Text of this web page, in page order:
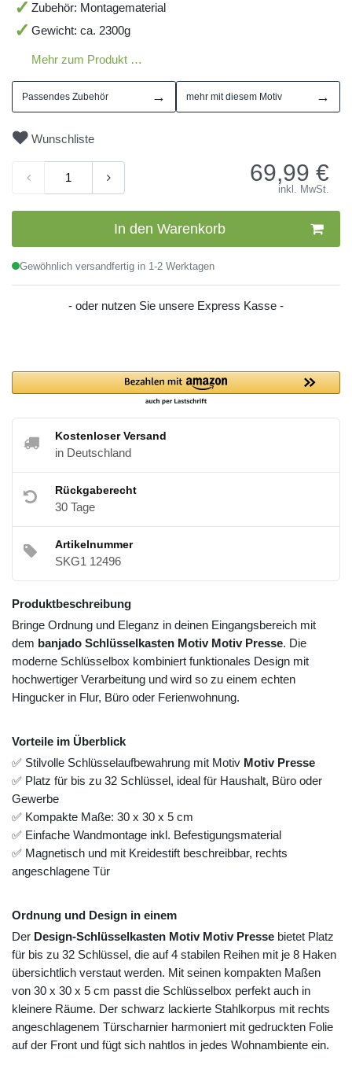
Zubehör: Montagematerial
Gewicht: ca. 2300g
Mehr zum Produkt …
Passendes Zubehör → mehr mit diesem Motiv →
Wunschliste
69,99 €
inkl. MwSt.
In den Warenkorb
Gewöhnlich versandfertig in 1-2 Werktagen
- oder nutzen Sie unsere Express Kasse -
Kostenloser Versand
in Deutschland
Rückgaberecht
30 Tage
Artikelnummer
SKG1 12496
Produktbeschreibung
Bringe Ordnung und Eleganz in deinen Eingangsbereich mit
dem banjado Schlüsselkasten Motiv Motiv Presse. Die
moderne Schlüsselbox kombiniert funktionales Design mit
hochwertiger Verarbeitung und wird so zu einem echten
Hingucker in Flur, Büro oder Ferienwohnung.
Vorteile im Überblick
✅ Stilvolle Schlüsselaufbewahrung mit Motiv Motiv Presse
✅ Platz für bis zu 32 Schlüssel, ideal für Haushalt, Büro oder
Gewerbe
✅ Kompakte Maße: 30 x 30 x 5 cm
✅ Einfache Wandmontage inkl. Befestigungsmaterial
✅ Magnetisch und mit Kreidestift beschreibbar, rechts
angeschlagene Tür
Ordnung und Design in einem
Der Design-Schlüsselkasten Motiv Motiv Presse bietet Platz
für bis zu 32 Schlüssel, die auf 4 stabilen Reihen mit je 8 Haken
übersichtlich verstaut werden. Mit seinen kompakten Maßen
von 30 x 30 x 5 cm passt die Schlüsselbox perfekt auch in
kleinere Räume. Der schwarz lackierte Stahlkorpus mit rechts
angeschlagenem Türscharnier harmoniert mit gedruckten Folie
auf der Front und fügt sich nahtlos in jedes Wohnambiente ein.